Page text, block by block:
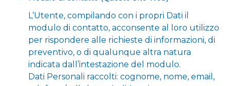
L’Utente, compilando con i propri Dati il
modulo di contatto, acconsente al loro utilizzo
per rispondere alle richieste di informazioni, di
preventivo, o di qualunque altra natura
indicata dall’intestazione del modulo.
Dati Personali raccolti: cognome, nome, email,